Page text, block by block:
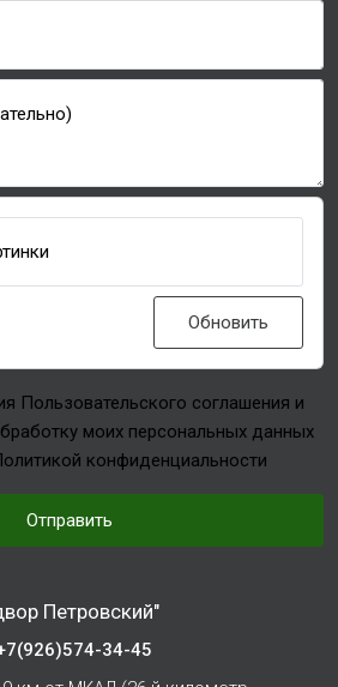
Обновить
Пользовательского соглашения и
моих персональных данных
конфиденциальности
Отправить
Петровский"
34-45